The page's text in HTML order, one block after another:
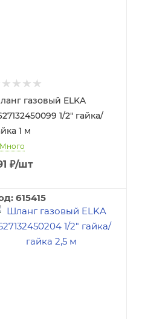
газовый ELKA
1/2" гайка/
1 м
Много
₽/шт
615415